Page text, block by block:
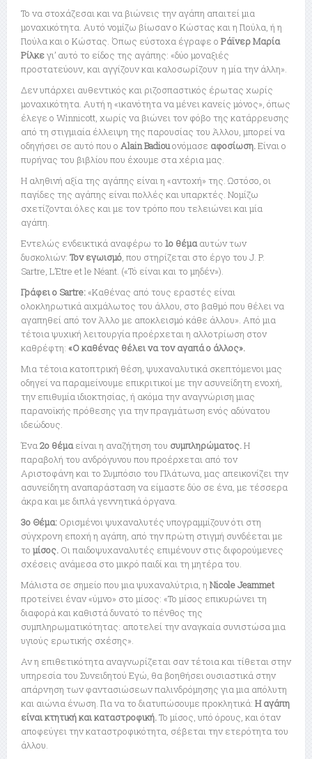
Το να στοχάζεσαι και να βιώνεις την αγάπη απαιτεί μια
μοναχικότητα. Αυτό νομίζω βίωσαν ο Κώστας και η Γιούλα, ή η
Γιούλα και ο Κώστας. Όπως εύστοχα έγραφε ο Ράϊνερ Μαρία
Ρίλκεγι’ αυτό το είδος της αγάπης: «δύο μοναξιές
προστατεύουν, και αγγίζουν και καλοσωρίζουν η μία την άλλη».
Δεν υπάρχει αυθεντικός και ριζοσπαστικός έρωτας χωρίς
μοναχικότητα. Αυτή η «ικανότητα να μένει κανείς μόνος», όπως
έλεγε ο Winnicott, χωρίς να βιώνει τον φόβο της κατάρρευσης
από τη στιγμιαία έλλειψη της παρουσίας του Άλλου, μπορεί να
οδηγήσει σε αυτό που ο Alain Badiouονόμασε αφοσίωση.Είναι ο
πυρήνας του βιβλίου που έχουμε στα χέρια μας.
Η αληθινή αξία της αγάπης είναι η «αντοχή» της. Ωστόσο, οι
παγίδες της αγάπης είναι πολλές και υπαρκτές. Νομίζω
σχετίζονται όλες και με τον τρόπο που τελειώνει και μία
αγάπη.
Εντελώς ενδεικτικά αναφέρω το 1ο θέμααυτών των
δυσκολιών: Τον εγωισμό, που στηρίζεται στο έργο του J. P.
Sartre, L’Etre et le Néant. («Τό είναι και το μηδέν»).
Γράφει ο Sartre:«Καθένας από τους εραστές είναι
ολοκληρωτικά αιχμάλωτος του άλλου, στο βαθμό που θέλει να
αγαπηθεί από τον Άλλο με αποκλεισμό κάθε άλλου». Από μια
τέτοια ψυχική λειτουργία προέρχεται η αλλοτρίωση στον
καθρέφτη: «Ο καθένας θέλει να τον αγαπά ο άλλος».
Μια τέτοια κατοπτρική θέση, ψυχαναλυτικά σκεπτόμενοι μας
οδηγεί να παραμείνουμε επικριτικοί με την ασυνείδητη ενοχή,
την επιθυμία ιδιοκτησίας, ή ακόμα την αναγνώριση μιας
παρανοϊκής πρόθεσης για την πραγμάτωση ενός αδύνατου
ιδεώδους.
Ένα2ο θέμαείναι η αναζήτηση του συμπληρώματος.Η
παραβολή του ανδρόγυνου που προέρχεται από τον
Αριστοφάνη και το Συμπόσιο του Πλάτωνα, μας απεικονίζει την
ασυνείδητη αναπαράσταση να είμαστε δύο σε ένα, με τέσσερα
άκρα και με διπλά γεννητικά όργανα.
3ο Θέμα: Ορισμένοι ψυχαναλυτές υπογραμμίζουν ότι στη
σύγχρονη εποχή η αγάπη, από την πρώτη στιγμή συνδέεται με
το μίσος. Οι παιδοψυχαναλυτές επιμένουν στις διφορούμενες
σχέσεις ανάμεσα στο μικρό παιδί και τη μητέρα του.
Μάλιστα σε σημείο που μια ψυχαναλύτρια, η Nicole Jeammet
προτείνει έναν «ύμνο» στο μίσος: «Το μίσος επικυρώνει τη
διαφορά και καθιστά δυνατό το πένθος της
συμπληρωματικότητας: αποτελεί την αναγκαία συνιστώσα μια
υγιούς ερωτικής σχέσης».
Αν η επιθετικότητα αναγνωρίζεται σαν τέτοια και τίθεται στην
υπηρεσία του Συνειδητού Εγώ, θα βοηθήσει ουσιαστικά στην
απάρνηση των φαντασιώσεων παλινδρόμησης για μια απόλυτη
και αιώνια ένωση. Για να το διατυπώσουμε προκλητικά: Η αγάπη
είναι κτητική και καταστροφική.Το μίσος, υπό όρους, και όταν
αποφεύγει την καταστροφικότητα, σέβεται την ετερότητα του
άλλου.